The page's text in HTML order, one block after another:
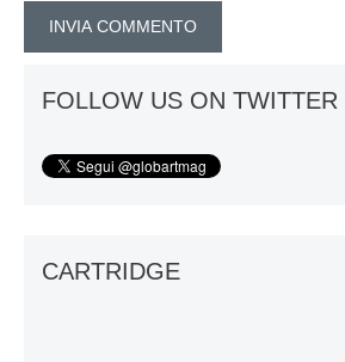
FOLLOW US ON TWITTER
CARTRIDGE